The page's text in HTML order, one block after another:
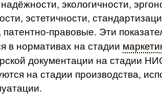
экологичности,
эстетичности,
правовые. Эти
в нормативах на стадии
документации на стадии
на стадии производства,